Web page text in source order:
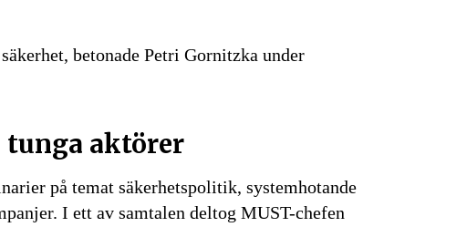
betonade Petri Gornitzka under
tunga aktörer
på temat säkerhetspolitik, systemhotande
I ett av samtalen deltog MUST-chefen